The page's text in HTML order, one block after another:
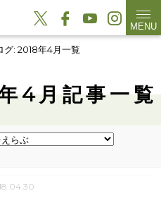
MENU
グ: 2018年4月一覧
4月記事一覧